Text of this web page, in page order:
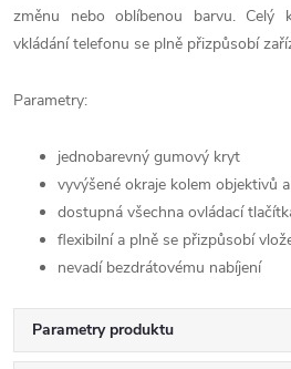
změnu nebo oblíbenou barvu. Celý
vkládání telefonu se plně přizpůsobí
Parametry:
jednobarevný gumový kryt
vyvýšené okraje kolem objektivů
dostupná všechna ovládací
flexibilní a plně se přizpůsobí
nevadí bezdrátovému nabíjení
Parametry produktu